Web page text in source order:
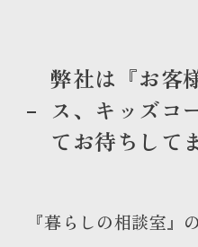
弊社は『お客
ス、キッズコ
てお待ちして
『暮らしの相談室』